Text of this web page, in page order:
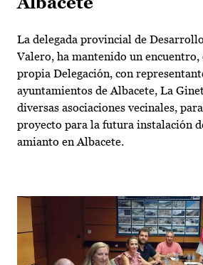
La delegada provincial de
Valero, ha mantenido un encuentro,
propia Delegación, con
ayuntamientos de Albacete, La
diversas asociaciones vecinales,
proyecto para la futura instalación
amianto en Albacete.